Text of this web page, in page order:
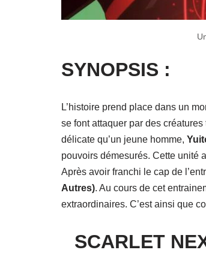
SYNOPSIS :
L’histoire prend place dans un
se font attaquer par des
délicate qu’un jeune homme,
pouvoirs démesurés. Cette unité
Après avoir franchi le cap de
Autres). Au cours de cet
extraordinaires. C’est ainsi que
SCARLET